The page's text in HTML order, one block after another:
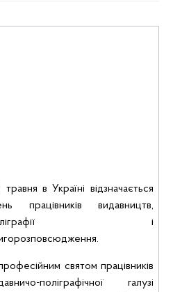
в Україні відзначається
працівників видавництв,
і
святом працівників
поліграфічної галузі